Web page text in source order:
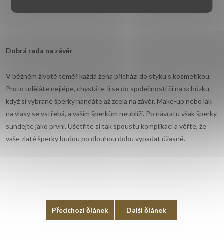
Dobrá rada na závěr
V běžném životě téměř každá žena přichází do styku s kosmetikou.
Proto uděláte nejlépe, chystáte-li se do společnosti či na schůzku,
když si vybrané šperky nandáte až zcela na závěr. Make-up nebo lak
na vlasy se vstřebá, a vašim šperkům neublíží. Po návratu však šperky
sundejte jako první. Ušetříte si tak spoustu komplikací a věřte, že
vaše zlaté šperky budou po dlouhou dobu vypadat úžasně.
Předchozí článek Další článek